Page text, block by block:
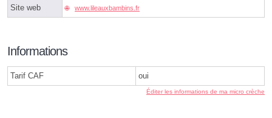
Site web www.lileauxbambins.fr
Informations
Tarif CAF oui
Éditer les informations de ma micro crèche